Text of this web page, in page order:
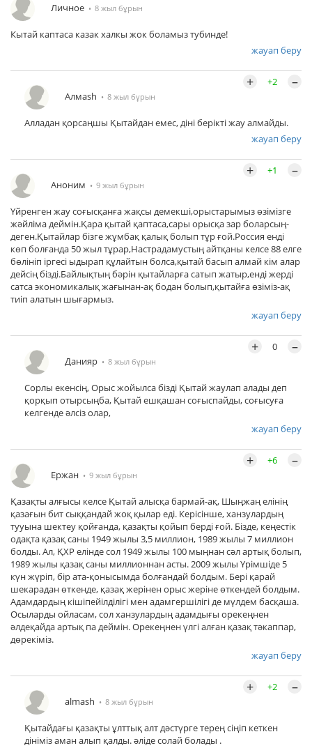
Личное 8 жыл бұрын
Кытай каптаса казак халкы жок боламыз тубинде!
жауап беру
Алмаsh 8 жыл бұрын
+ +2 –
Алладан қорсаңшы Қытайдан емес, діні берікті жау алмайды.
жауап беру
Аноним 9 жыл бұрын
+ +1 –
Үйренген жау соғысқанға жақсы демекші,орыстарымыз өзімізге
жәйліма деймін.Қара қытай қаптаса,сары орысқа зар боларсың-
деген.Қытайлар бізге жұмбақ қалық болып тұр ғой.Россия енді
көп болғанда 50 жыл тұрар,Настрадамустың айтқаны келсе 88 елге
бөлініп іргесі ыдырап құлайтын болса,қытай басып алмай кім алар
дейсің бізді.Байлықтың бәрін қытайларға сатып жатыр,енді жерді
сатса экономикалық жағынан-ақ бодан болып,қытайға өзіміз-ақ
тиіп алатын шығармыз.
жауап беру
Данияр 8 жыл бұрын
+ 0 –
Сорлы екенсің, Орыс жойылса бізді Қытай жаулап алады деп
қорқып отырсыңба, Қытай ешқашан соғыспайды, соғысуға
келгенде әлсіз олар,
жауап беру
Ержан 9 жыл бұрын
+ +6 –
Қазақты алғысы келсе Қытай алысқа бармай-ақ, Шыңжаң елінің
қазағын бит сыққандай жоқ қылар еді. Керісінше, ханзулардың
тууына шектеу қойғанда, қазақты қойып берді ғой. Бізде, кеңестік
одақта қазақ саны 1949 жылы 3,5 миллион, 1989 жылы 7 миллион
болды. Ал, ҚХР елінде сол 1949 жылы 100 мыңнан сәл артық болып,
1989 жылы қазақ саны миллионнан асты. 2009 жылы Үрімшіде 5
күн жүріп, бір ата-қонысымда болғандай болдым. Бері қарай
шекарадан өткенде, қазақ жерінен орыс жеріне өткендей болдым.
Адамдардың кішіпейілділігі мен адамгершілігі де мүлдем басқаша.
Осыларды ойласам, сол ханзулардың адамдығы орекеңнен
әлдеқайда артық па деймін. Орекеңнен үлгі алған қазақ тәкаппар,
дөрекіміз.
жауап беру
almash 8 жыл бұрын
+ +2 –
Қытайдағы қазақты ұлттық алт дәстүрге терең сіңіп кеткен
дініміз аман алып қалды. әліде солай болады .